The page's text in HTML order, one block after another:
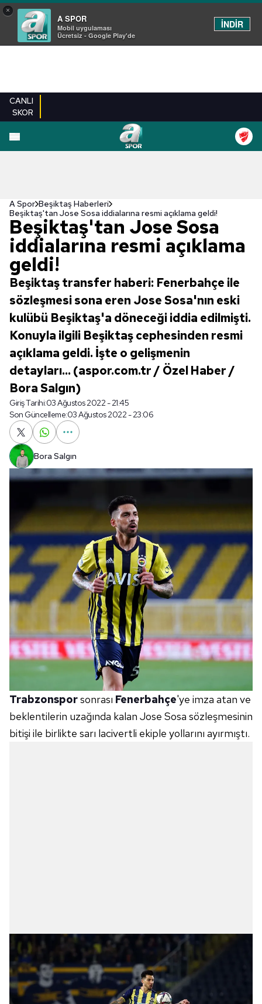
×
A SPOR
Mobil uygulaması
Ücretsiz - Google Play'de
İNDİR
CANLI
SKOR
A Spor Beşiktaş Haberleri
Beşiktaş'tan Jose Sosa iddialarına resmi açıklama geldi!
Beşiktaş'tan Jose Sosa
iddialarına resmi açıklama
geldi!
Beşiktaş transfer haberi: Fenerbahçe ile
sözleşmesi sona eren Jose Sosa'nın eski
kulübü Beşiktaş'a döneceği iddia edilmişti.
Konuyla ilgili Beşiktaş cephesinden resmi
açıklama geldi. İşte o gelişmenin
detayları... (aspor.com.tr / Özel Haber /
Bora Salgın)
Giriş Tarihi:03 Ağustos 2022 - 21:45
Son Güncelleme:03 Ağustos 2022 - 23:06
Bora Salgın
Trabzonsporsonrası Fenerbahçe'ye imza atan ve
beklentilerin uzağında kalan Jose Sosa sözleşmesinin
bitişi ile birlikte sarı lacivertli ekiple yollarını ayırmıştı.